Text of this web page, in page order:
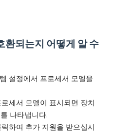
환되는지 어떻게 알 수
설정에서 프로세서 모델을
세서 모델이 표시되면 장치
나타냅니다.
하여 추가 지원을 받으십시